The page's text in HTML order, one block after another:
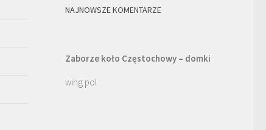
NAJNOWSZE KOMENTARZE
Zaborze koło Częstochowy – domki
wing pol